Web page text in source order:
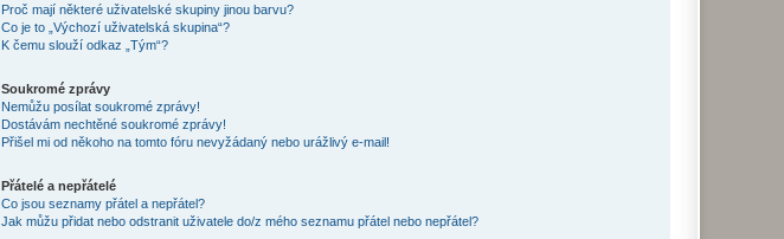
Proč mají některé uživatelské skupiny jinou barvu?
Co je to „Výchozí uživatelská skupina“?
K čemu slouží odkaz „Tým“?
Soukromé zprávy
Nemůžu posílat soukromé zprávy!
Dostávám nechtěné soukromé zprávy!
Přišel mi od někoho na tomto fóru nevyžádaný nebo urážlivý e-mail!
Přátelé a nepřátelé
Co jsou seznamy přátel a nepřátel?
Jak můžu přidat nebo odstranit uživatele do/z mého seznamu přátel nebo nepřátel?